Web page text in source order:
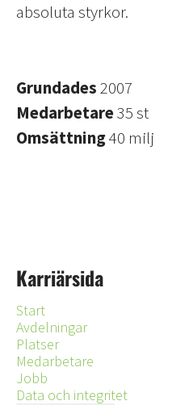
absoluta styrkor.
Grundades2007
Medarbetare35 st
Omsättning40 milj
Karriärsida
Start
Avdelningar
Platser
Medarbetare
Jobb
Data och integritet